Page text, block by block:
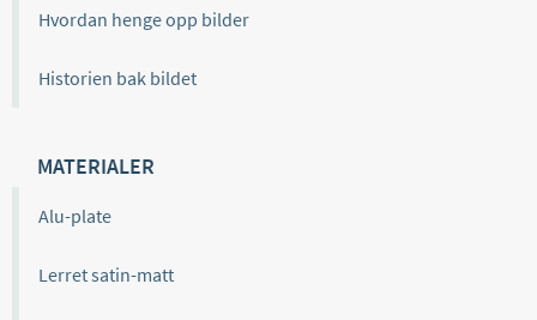
Hvordan henge opp bilder
Historien bak bildet
MATERIALER
Alu-plate
Lerret satin-matt